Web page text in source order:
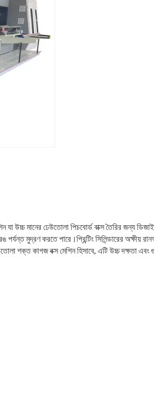
যা উচ্চ মানের ঢেউতোলা পিচবোর্ড বাক্স তৈরির জন্য
পর্যন্ত মুদ্রণ করতে পারে।প্রিন্টিং সিলিন্ডারের অক্ষীয়
শক্ত কাগজ বক্স মেশিন হিসাবে, এটি উচ্চ দক্ষতা এবং